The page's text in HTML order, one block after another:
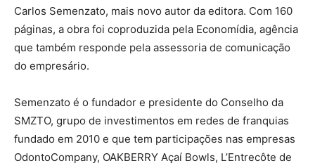
Carlos Semenzato, mais novo autor da editora. Com 160
páginas, a obra foi coproduzida pela Economídia, agência
que também responde pela assessoria de comunicação
do empresário.
Semenzato é o fundador e presidente do Conselho da
SMZTO, grupo de investimentos em redes de franquias
fundado em 2010 e que tem participações nas empresas
OdontoCompany, OAKBERRY Açaí Bowls, L’Entrecôte de